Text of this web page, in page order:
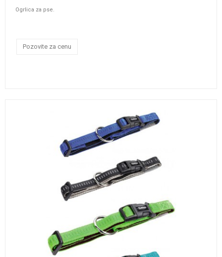
Ogrlica za pse.
Pozovite za cenu